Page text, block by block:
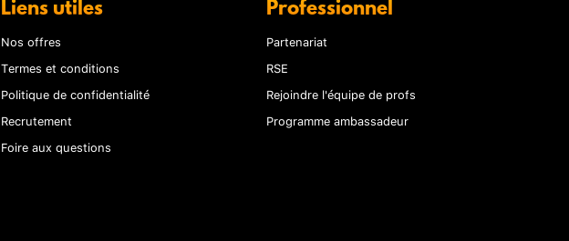
Liens utiles
Nos offres
Termes et conditions
Politique de confidentialité
Recrutement
Foire aux questions
Professionnel
Partenariat
RSE
Rejoindre l'équipe de profs
Programme ambassadeur